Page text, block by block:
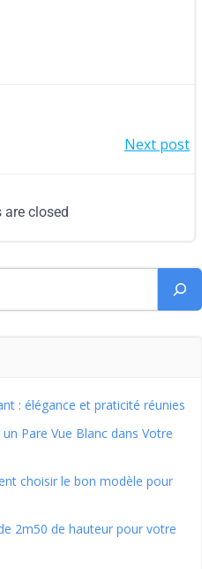
Next post
are closed
: élégance et praticité réunies
Pare Vue Blanc dans Votre
choisir le bon modèle pour
2m50 de hauteur pour votre